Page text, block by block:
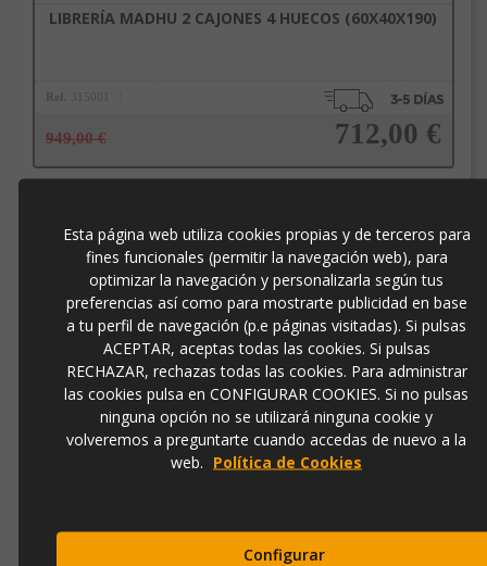
LIBRERÍA MADHU 2 CAJONES 4 HUECOS (60X40X190)
Ref. 315001
949,00 € 712,00 €
LIBRERÍA MERAPI 3 CAJONES 4 HUECOS (55X40X190)
830,00 €
Esta página web utiliza cookies propias y de terceros para
fines funcionales (permitir la navegación web), para
optimizar la navegación y personalizarla según tus
preferencias así como para mostrarte publicidad en base
a tu perfil de navegación (p.e páginas visitadas). Si pulsas
ACEPTAR, aceptas todas las cookies. Si pulsas
RECHAZAR, rechazas todas las cookies. Para administrar
las cookies pulsa en CONFIGURAR COOKIES. Si no pulsas
ninguna opción no se utilizará ninguna cookie y
volveremos a preguntarte cuando accedas de nuevo a la
web. Política de Cookies
Configurar